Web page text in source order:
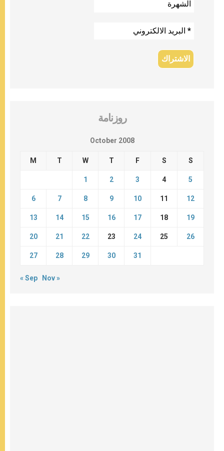
روزنامة
October 2008
M T W T F S S
1 2 3 4 5
6 7 8 9 10 11 12
13 14 15 16 17 18 19
20 21 22 23 24 25 26
27 28 29 30 31
« Sep Nov »